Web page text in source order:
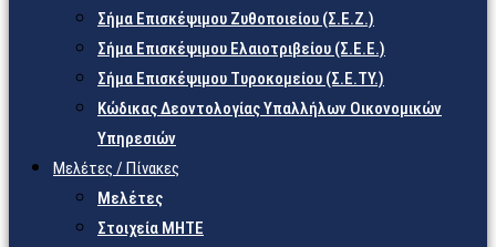
Σήμα Επισκέψιμου Ζυθοποιείου (Σ.Ε.Ζ.)
Σήμα Επισκέψιμου Ελαιοτριβείου (Σ.Ε.Ε.)
Σήμα Επισκέψιμου Τυροκομείου (Σ.Ε.TY.)
Κώδικας Δεοντολογίας Υπαλλήλων Οικονομικών
Υπηρεσιών
Μελέτες / Πίνακες
Μελέτες
Στοιχεία ΜΗΤΕ